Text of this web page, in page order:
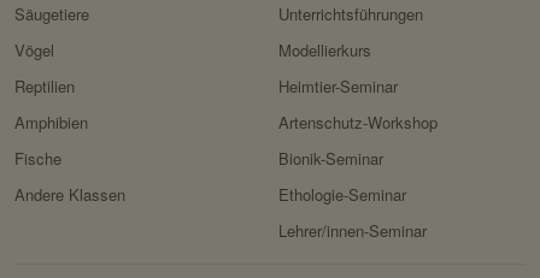
Unterrichtsführungen
Modellierkurs
Heimtier-Seminar
Artenschutz-Workshop
Bionik-Seminar
Ethologie-Seminar
Lehrer/innen-Seminar
Säugetiere
Vögel
Reptilien
Amphibien
Fische
Andere Klassen